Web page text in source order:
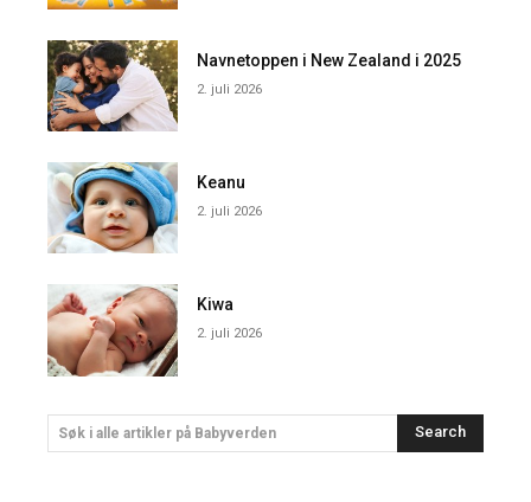
Navnetoppen i New Zealand i 2025
2. juli 2026
Keanu
2. juli 2026
Kiwa
2. juli 2026
Søk i alle artikler på Babyverden Search